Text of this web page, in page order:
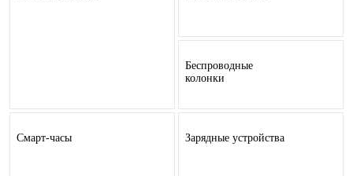
Беспроводные
колонки
Смарт-часы Зарядные устройства